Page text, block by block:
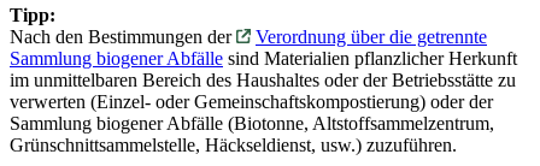
Tipp:
Nach den Bestimmungen der
Verordnung über die getrennte
Sammlung biogener Abfälle sind Materialien pflanzlicher Herkunft
im unmittelbaren Bereich des Haushaltes oder der Betriebsstätte zu
verwerten (Einzel- oder Gemeinschaftskompostierung) oder der
Sammlung biogener Abfälle (Biotonne, Altstoffsammelzentrum,
Grünschnittsammelstelle, Häckseldienst, usw.) zuzuführen.